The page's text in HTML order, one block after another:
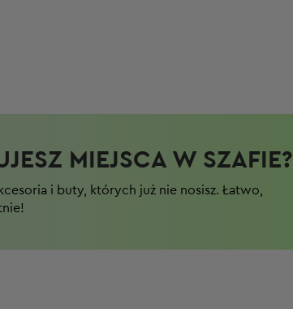
MIEJSCA W SZAFIE?​
i buty, których już nie nosisz. Łatwo,